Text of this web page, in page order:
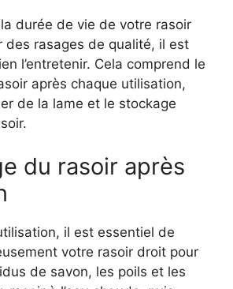
durée de vie de votre rasoir
des rasages de qualité, il est
l’entretenir. Cela comprend le
après chaque utilisation,
de la lame et le stockage
du rasoir après
il est essentiel de
votre rasoir droit pour
de savon, les poils et les